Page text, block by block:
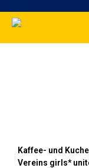
Kaffee- und
Vereins girls*